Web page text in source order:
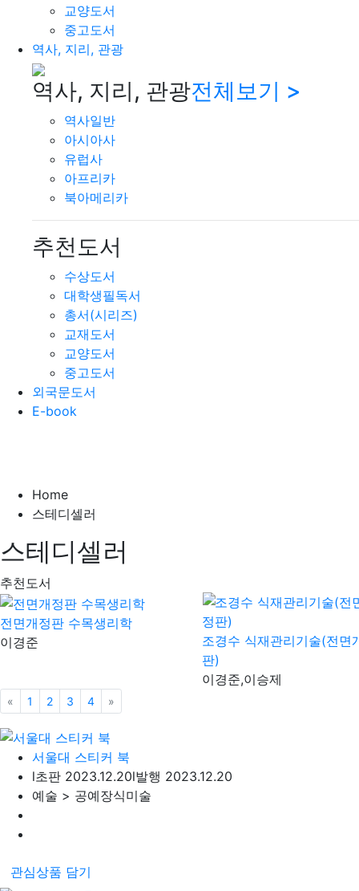
교양도서
중고도서
역사, 지리, 관광
역사, 지리, 관광전체보기 >
역사일반
아시아사
유럽사
아프리카
북아메리카
추천도서
수상도서
대학생필독서
총서(시리즈)
교재도서
교양도서
중고도서
외국문도서
E-book
Home
스테디셀러
스테디셀러
추천도서
전면개정판 수목생리학
이경준
조경수 식재관리기술(전면
판)
이경준,이승제
« 이전
1 2 3 4 »
서울대 스티커 북
l초판 2023.12.20l발행 2023.12.20
예술 > 공예장식미술
관심상품 담기